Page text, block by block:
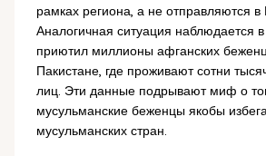
рамках региона, а не отправляются в
Аналогичная ситуация наблюдается
приютил миллионы афганских
Пакистане, где проживают сотни
лиц. Эти данные подрывают миф о
мусульманские беженцы якобы
мусульманских стран.